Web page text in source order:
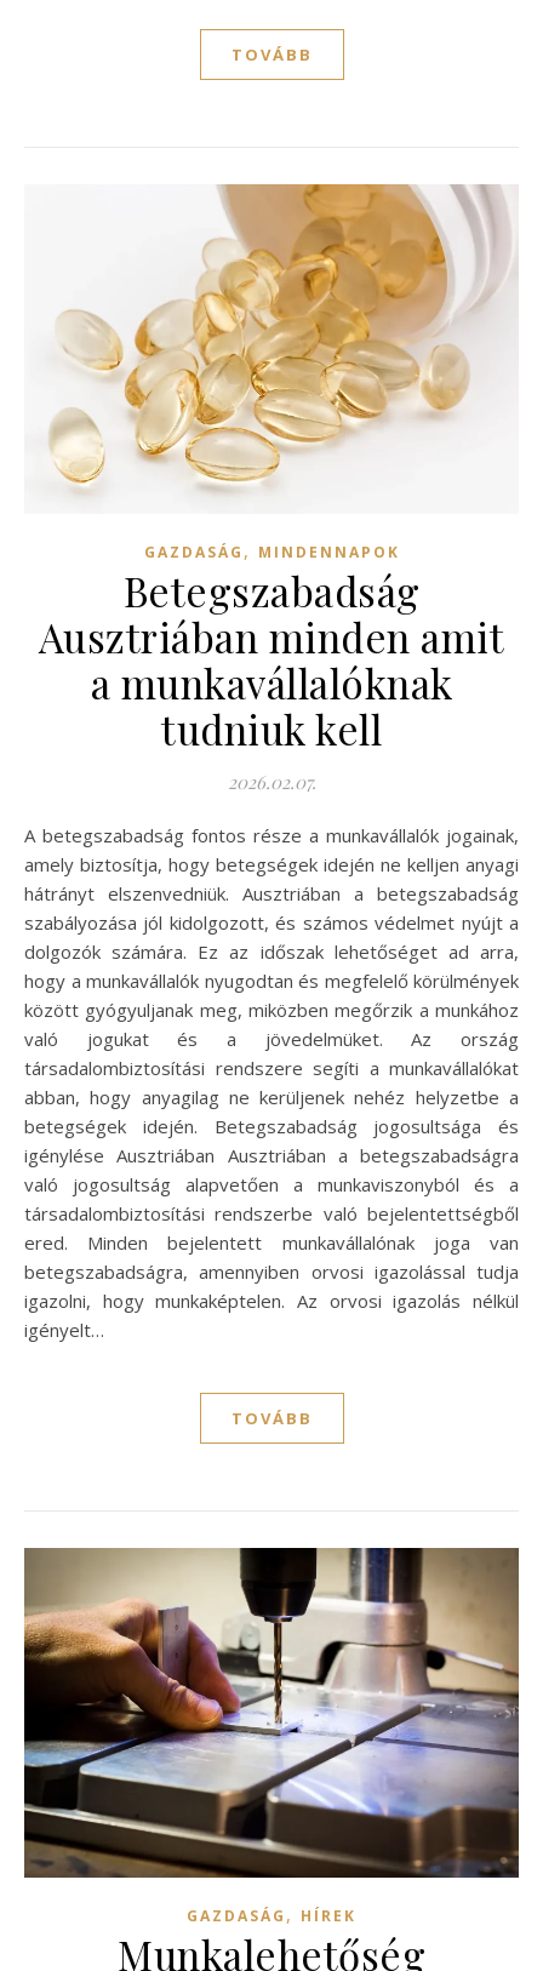
TOVÁBB
GAZDASÁG , MINDENNAPOK
Betegszabadság
Ausztriában minden amit
a munkavállalóknak
tudniuk kell
2026.02.07.
A betegszabadság fontos része a munkavállalók jogainak,
amely biztosítja, hogy betegségek idején ne kelljen anyagi
hátrányt elszenvedniük. Ausztriában a betegszabadság
szabályozása jól kidolgozott, és számos védelmet nyújt a
dolgozók számára. Ez az időszak lehetőséget ad arra,
hogy a munkavállalók nyugodtan és megfelelő körülmények
között gyógyuljanak meg, miközben megőrzik a munkához
való jogukat és a jövedelmüket. Az ország
társadalombiztosítási rendszere segíti a munkavállalókat
abban, hogy anyagilag ne kerüljenek nehéz helyzetbe a
betegségek idején. Betegszabadság jogosultsága és
igénylése Ausztriában Ausztriában a betegszabadságra
való jogosultság alapvetően a munkaviszonyból és a
társadalombiztosítási rendszerbe való bejelentettségből
ered. Minden bejelentett munkavállalónak joga van
betegszabadságra, amennyiben orvosi igazolással tudja
igazolni, hogy munkaképtelen. Az orvosi igazolás nélkül
igényelt…
TOVÁBB
GAZDASÁG , HÍREK
Munkalehetőség